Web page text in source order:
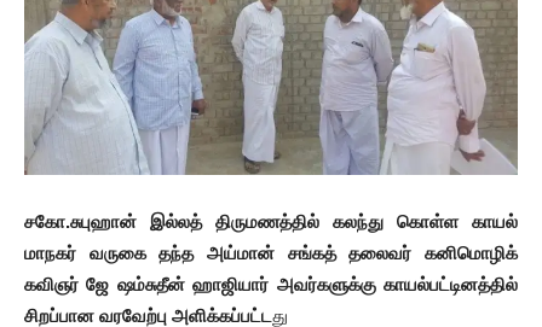
சகோ.சுபுஹான் இல்லத் திருமணத்தில் கலந்து கொள்ள‌ காயல்
மாநகர் வருகை தந்த அய்மான் சங்கத் தலைவர் கனிமொழிக்
கவிஞர் ஜே ஷம்சுதீன் ஹாஜியார் அவர்களுக்கு காயல்பட்டினத்தில்
சிறப்பான வரவேற்பு அளிக்கப்பட்ட து